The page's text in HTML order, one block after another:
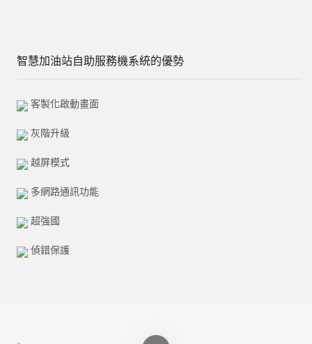
智慧加油站自助服務機系統的優勢
客製化啟動畫面
灰階升級
越屏模式
多網路通訊功能
超強國
偵錯保護